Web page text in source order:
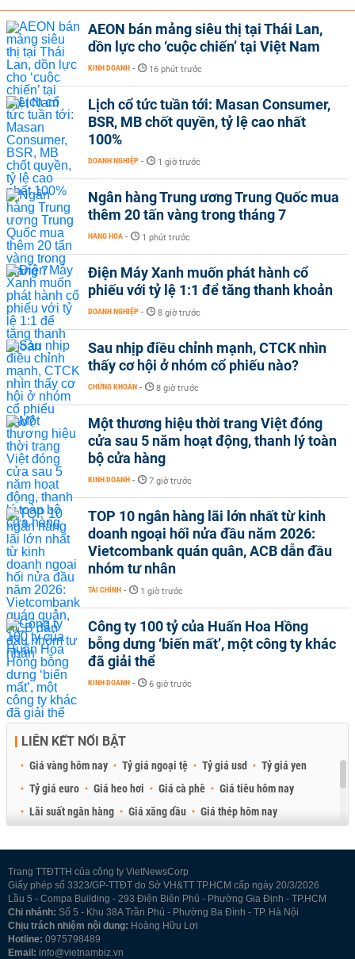
AEON bán mảng siêu thị tại Thái Lan,
dồn lực cho ‘cuộc chiến’ tại Việt Nam
KINH DOANH - 16 phút trước
Lịch cổ tức tuần tới: Masan Consumer,
BSR, MB chốt quyền, tỷ lệ cao nhất
100%
DOANH NGHIỆP - 1 giờ trước
Ngân hàng Trung ương Trung Quốc mua
thêm 20 tấn vàng trong tháng 7
HÀNG HÓA - 1 phút trước
Điện Máy Xanh muốn phát hành cổ
phiếu với tỷ lệ 1:1 để tăng thanh khoản
DOANH NGHIỆP - 8 giờ trước
Sau nhịp điều chỉnh mạnh, CTCK nhìn
thấy cơ hội ở nhóm cổ phiếu nào?
CHỨNG KHOÁN - 8 giờ trước
Một thương hiệu thời trang Việt đóng
cửa sau 5 năm hoạt động, thanh lý toàn
bộ cửa hàng
KINH DOANH - 7 giờ trước
TOP 10 ngân hàng lãi lớn nhất từ kinh
doanh ngoại hối nửa đầu năm 2026:
Vietcombank quán quân, ACB dẫn đầu
nhóm tư nhân
TÀI CHÍNH - 1 giờ trước
Công ty 100 tỷ của Huấn Hoa Hồng
bỗng dưng ‘biến mất’, một công ty khác
đã giải thể
KINH DOANH - 6 giờ trước
LIÊN KẾT NỔI BẬT
Giá vàng hôm nay Tỷ giá ngoại tệ Tỷ giá usd
Tỷ giá yen
Tỷ giá euro
Giá heo hơi Giá cà phê
Giá tiêu hôm nay
Lãi suất ngân hàng
Giá xăng dầu
Giá thép hôm nay
Trang TTĐTTH của công ty VietNewsCorp
Giấy phép số 3323/GP-TTĐT do Sở VH&TT TP.HCM cấp ngày 20/3/2026
Lầu 5 - Compa Building - 293 Điện Biên Phủ - Phường Gia Định - TP.HCM
Chi nhánh: Số 5 - Khu 38A Trần Phú - Phường Ba Đình - TP. Hà Nội
Chịu trách nhiệm nội dung: Hoàng Hữu Lợi
Hotline: 0975798489
Email: info@vietnambiz.vn